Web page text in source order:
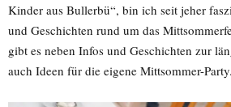
Kinder aus Bullerbü“, bin ich seit jeher
und Geschichten rund um das
gibt es neben Infos und Geschichten zur
auch Ideen für die eigene Mittsommer-Party.